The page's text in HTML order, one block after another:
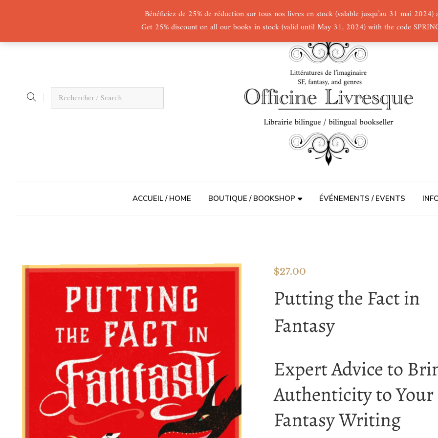
Bénéficiez de 25% de réduction sur tous nos livres en stock (valable jusqu’au 31 mai 2024)
Get 25% discount on all our books in stock (valid until May 31, 2024) with the code
ACCUEIL / HOME BOUTIQUE / BOOKSHOP ÉVÉNEMENTS / EVENTS
$27.00
Putting the Fact in
Fantasy
Expert Advice to
Authenticity to Your
Fantasy Writing